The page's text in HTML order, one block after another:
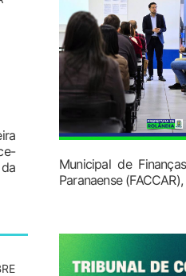
Municipal de
Paranaense